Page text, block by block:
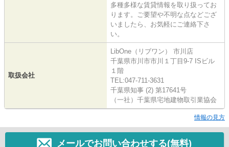
多種多様な賃貸情報を取り扱ってお
ります。ご要望や不明な点などござ
いましたら、お気軽にご連絡下さ
い。
取扱会社
LibOne（リブワン） 市川店
千葉県市川市市川１丁目9-7 ISビル
１階
TEL:047-711-3631
千葉県知事 (2) 第17641号
（一社）千葉県宅地建物取引業協会
情報の見方
メールでお問い合わせする(無料)